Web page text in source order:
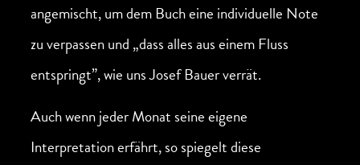
angemischt, um dem Buch eine individuelle Note
zu verpassen und „dass alles aus einem Fluss
entspringt”, wie uns Josef Bauer verrät.
Auch wenn jeder Monat seine eigene
Interpretation erfährt, so spiegelt diese